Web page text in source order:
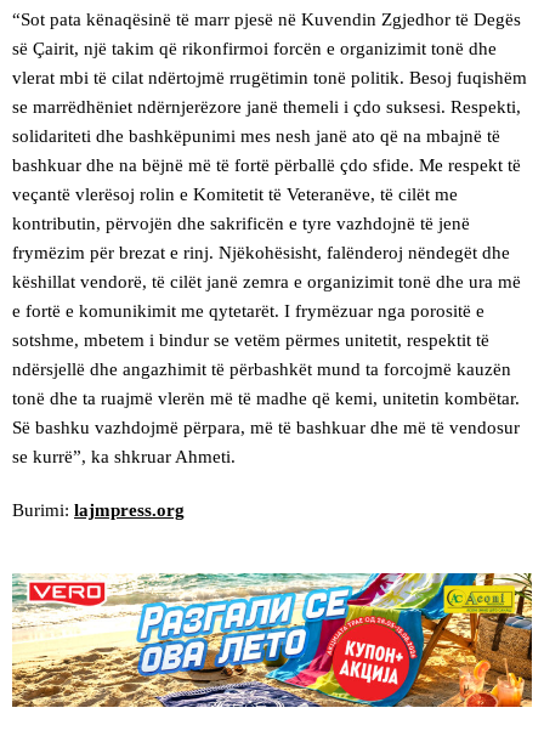
“Sot pata kënaqësinë të marr pjesë në Kuvendin Zgjedhor të Degës
së Çairit, një takim që rikonfirmoi forcën e organizimit tonë dhe
vlerat mbi të cilat ndërtojmë rrugëtimin tonë politik. Besoj fuqishëm
se marrëdhëniet ndërnjerëzore janë themeli i çdo suksesi. Respekti,
solidariteti dhe bashkëpunimi mes nesh janë ato që na mbajnë të
bashkuar dhe na bëjnë më të fortë përballë çdo sfide. Me respekt të
veçantë vlerësoj rolin e Komitetit të Veteranëve, të cilët me
kontributin, përvojën dhe sakrificën e tyre vazhdojnë të jenë
frymëzim për brezat e rinj. Njëkohësisht, falënderoj nëndegët dhe
këshillat vendorë, të cilët janë zemra e organizimit tonë dhe ura më
e fortë e komunikimit me qytetarët. I frymëzuar nga porositë e
sotshme, mbetem i bindur se vetëm përmes unitetit, respektit të
ndërsjellë dhe angazhimit të përbashkët mund ta forcojmë kauzën
tonë dhe ta ruajmë vlerën më të madhe që kemi, unitetin kombëtar.
Së bashku vazhdojmë përpara, më të bashkuar dhe më të vendosur
se kurrë”, ka shkruar Ahmeti.
Burimi: lajmpress.org